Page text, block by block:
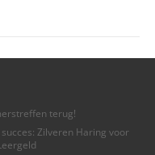
terug!
Zilveren Haring voor